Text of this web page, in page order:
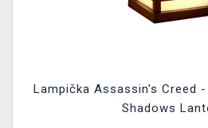
Lampička Assassin's Creed
Shadows